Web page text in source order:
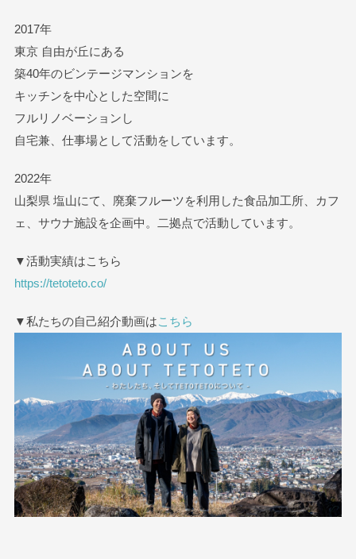
2017年
東京 自由が丘にある
築40年のビンテージマンションを
キッチンを中心とした空間に
フルリノベーションし
自宅兼、仕事場として活動をしています。
2022年
山梨県 塩山にて、廃棄フルーツを利用した食品加工所、カフ
ェ、サウナ施設を企画中。二拠点で活動しています。
▼活動実績はこちら
https://tetoteto.co/
▼私たちの自己紹介動画はこちら